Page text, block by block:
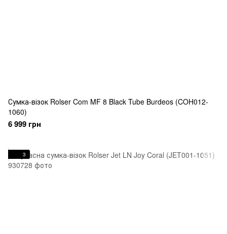
Сумка-візок Rolser Com MF 8 Black Tube Burdeos (COH012-
1060)
6 999 грн
3